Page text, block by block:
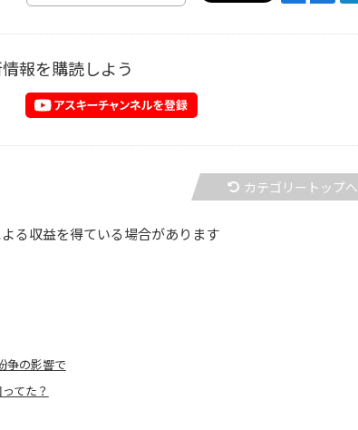
報を購読しよう
カテゴリートップへ
る収益を得ている場合があります
争の影響で
てた？